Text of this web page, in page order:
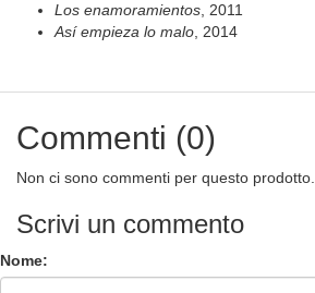
Los enamoramientos, 2011
Así empieza lo malo, 2014
Commenti (0)
Non ci sono commenti per questo prodotto.
Scrivi un commento
Nome: